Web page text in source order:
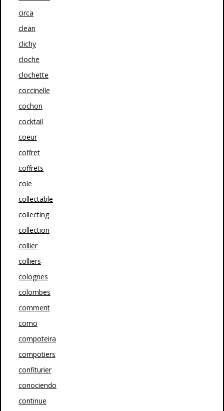
circa
clean
clichy
cloche
clochette
coccinelle
cochon
cocktail
coeur
coffret
coffrets
cole
collectable
collecting
collection
collier
colliers
colognes
colombes
comment
como
compoteira
compotiers
confiturier
conociendo
continue